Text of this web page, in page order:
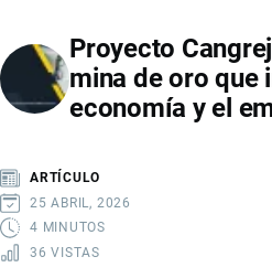
ELECTRÓNICA
EN
ECUADOR:
PROCESO
PASO
Proyecto
mina de oro que
economía y el
ARTÍCULO
25 ABRIL, 2026
4 MINUTOS
36 VISTAS